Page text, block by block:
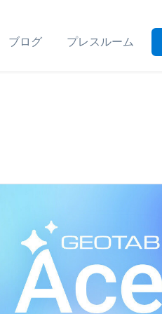
ブログ プレスルーム